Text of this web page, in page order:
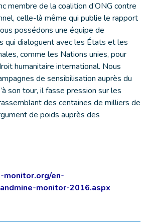
membre de la coalition d’ONG contre
celle-là même qui publie le rapport
possédons une équipe de
qui dialoguent avec les États et les
comme les Nations unies, pour
humanitaire international. Nous
de sensibilisation auprès du
son tour, il fasse pression sur les
des centaines de milliers de
de poids auprès des
en-
monitor-2016.aspx